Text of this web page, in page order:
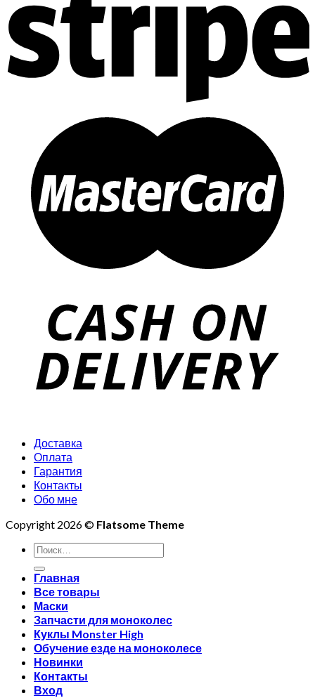
Доставка
Оплата
Гарантия
Контакты
Обо мне
Copyright 2026 © Flatsome Theme
Искать:
Главная
Все товары
Маски
Запчасти для моноколес
Куклы Monster High
Обучение езде на моноколесе
Новинки
Контакты
Вход